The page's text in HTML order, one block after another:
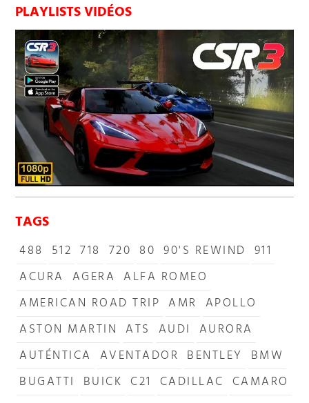
PLAYLISTS VIDÉOS
TAGS
488 512 718 720 80 90'S REWIND 911
ACURA AGERA ALFA ROMEO
AMERICAN ROAD TRIP AMR APOLLO
ASTON MARTIN ATS AUDI AURORA
AUTÉNTICA AVENTADOR BENTLEY BMW
BUGATTI BUICK C21 CADILLAC CAMARO